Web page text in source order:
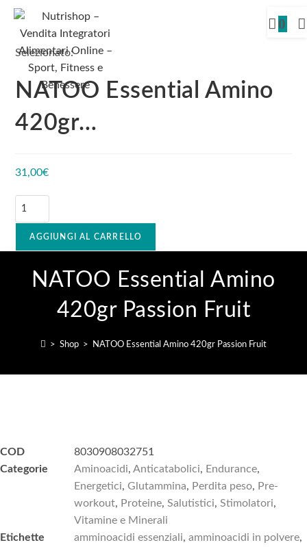
0
Selezionato:
NATOO Essential Amino
420gr…
31,00€
AGGIUNGI AL CARRELLO
NATOO Essential Amino
420gr Passion Fruit
> Shop > NATOO Essential Amino 420gr Passion Fruit
COD
8030908032751
Categorie
Aminoacidi, Anticatabolici, Endurance,
Energetici, Glutammina, Perdita peso, Pre-
workout, Proteine, Salutistici, Stimolatori,
Vitamine e Minerali
Etichette
amminoacidi essenziali, amminoacidi in polvere,